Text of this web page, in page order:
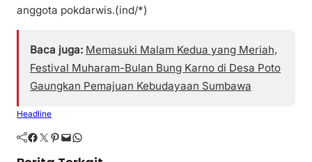
anggota pokdarwis.(ind/*)
Baca juga: Memasuki Malam Kedua yang Meriah,
Festival Muharam-Bulan Bung Karno di Desa Poto
Gaungkan Pemajuan Kebudayaan Sumbawa
Headline
Facebook Twitter Pinterest Mail WhatsApp